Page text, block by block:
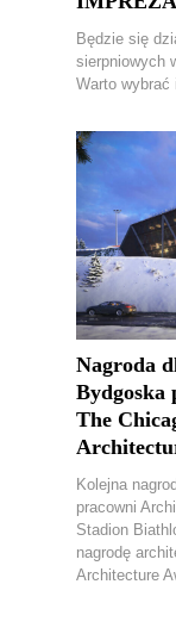
Będzie się
sierpniowych
Warto
Nagroda
Bydgoska
The
Kolejna
pracowni
Stadion
nagrodę
Architecture